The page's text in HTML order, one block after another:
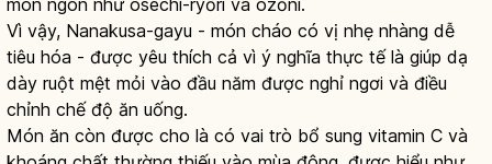
món ngon như osechi-ryōri và ozōni.
Vì vậy, Nanakusa-gayu - món cháo có vị nhẹ nhàng dễ
tiêu hóa - được yêu thích cả vì ý nghĩa thực tế là giúp dạ
dày ruột mệt mỏi vào đầu năm được nghỉ ngơi và điều
chỉnh chế độ ăn uống.
Món ăn còn được cho là có vai trò bổ sung vitamin C và